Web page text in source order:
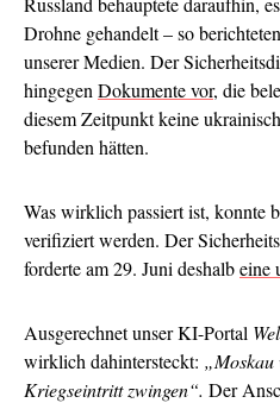
Drohne gehandelt – so
unserer Medien. Der
hingegen Dokumente vor, die
diesem Zeitpunkt keine
befunden hätten.
Was wirklich passiert ist, konnte
verifiziert werden. Der
forderte am 29. Juni deshalbeine
Ausgerechnet unser KI-Portal
wirklich dahintersteckt: „Moskau
Kriegseintritt zwingen“. Der